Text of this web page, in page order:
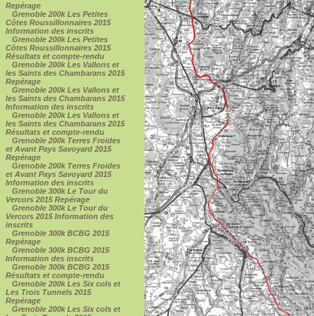
Repérage
Grenoble 200k Les Petites
Côtes Roussillonnaires 2015
Information des inscrits
Grenoble 200k Les Petites
Côtes Roussillonnaires 2015
Résultats et compte-rendu
Grenoble 200k Les Vallons et
les Saints des Chambarans 2015
Repérage
Grenoble 200k Les Vallons et
les Saints des Chambarans 2015
Information des inscrits
Grenoble 200k Les Vallons et
les Saints des Chambarans 2015
Résultats et compte-rendu
Grenoble 200k Terres Froides
et Avant Pays Savoyard 2015
Repérage
Grenoble 200k Terres Froides
et Avant Pays Savoyard 2015
Information des inscrits
Grenoble 300k Le Tour du
Vercors 2015 Repérage
Grenoble 300k Le Tour du
Vercors 2015 Information des
inscrits
Grenoble 300k BCBG 2015
Repérage
Grenoble 300k BCBG 2015
Information des inscrits
Grenoble 300k BCBG 2015
Résultats et compte-rendu
Grenoble 200k Les Six cols et
Les Trois Tunnels 2015
Repérage
Grenoble 200k Les Six cols et